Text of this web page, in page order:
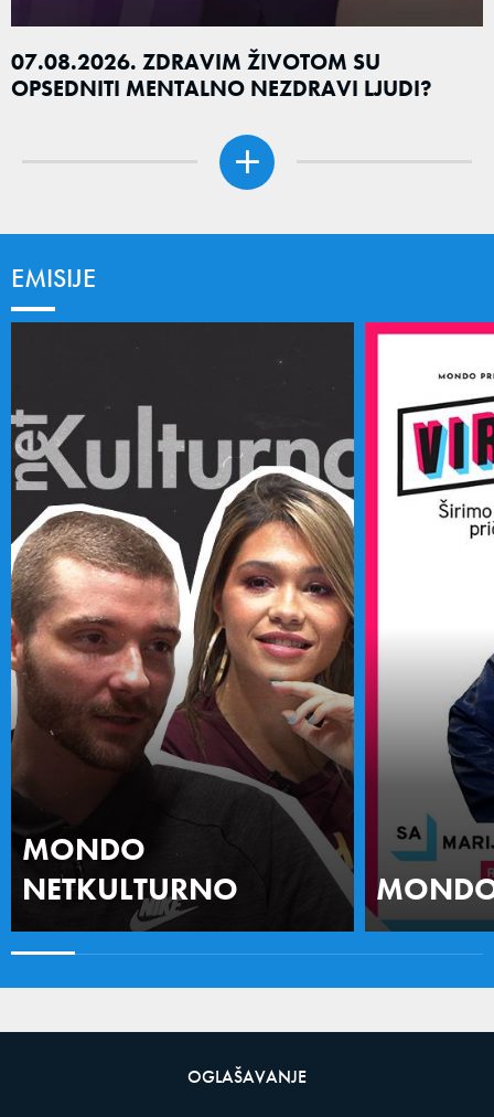
07.08.2026. ZDRAVIM ŽIVOTOM SU
OPSEDNITI MENTALNO NEZDRAVI LJUDI?
EMISIJE
MONDO
NETKULTURNO
OGLAŠAVANJE